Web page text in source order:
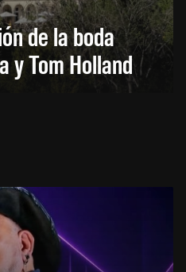
de la boda
y Tom Holland